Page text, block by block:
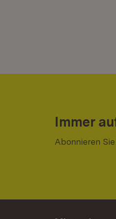
Immer
Abonnieren